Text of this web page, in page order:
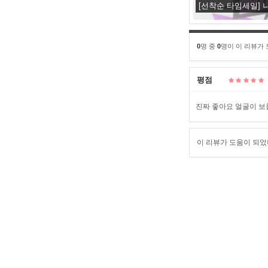
[선착순 타임세일]
0명 중 0명이 이 리뷰가
평점
진짜 좋아요 얼굴이
이 리뷰가 도움이 되